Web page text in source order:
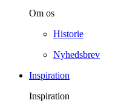
Om os
Historie
Nyhedsbrev
Inspiration
Inspiration